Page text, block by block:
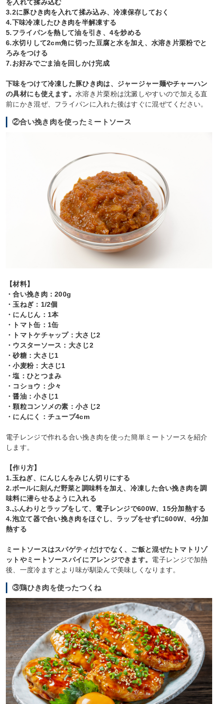
を入れて揉み込む
3.2に豚ひき肉を入れて揉み込み、冷凍保存しておく
4.下味冷凍したひき肉を半解凍する
5.フライパンを熱して油を引き、4を炒める
6.水切りして2cm角に切った豆腐と水を加え、水溶き片栗粉でと
ろみをつける
7.お好みでごま油を回しかけ完成
下味をつけて冷凍した豚ひき肉は、ジャージャー麺やチャーハン
の具材にも使えます。 水溶き片栗粉は沈澱しやすいので加える直
前にかき混ぜ、フライパンに入れた後はすぐに混ぜてください。
②合い挽き肉を使ったミートソース
【材料】
・合い挽き肉：200g
・玉ねぎ：1/2個
・にんじん：1本
・トマト缶：1缶
・トマトケチャップ：大さじ2
・ウスターソース：大さじ2
・砂糖：大さじ1
・小麦粉：大さじ1
・塩：ひとつまみ
・コショウ：少々
・醤油：小さじ1
・顆粒コンソメの素：小さじ2
・にんにく：チューブ4cm
電子レンジで作れる合い挽き肉を使った簡単ミートソースを紹介
します。
【作り方】
1.玉ねぎ、にんじんをみじん切りにする
2.ボールに刻んだ野菜と調味料を加え、冷凍した合い挽き肉を調
味料に潜らせるように入れる
3.ふんわりとラップをして、電子レンジで600W、15分加熱する
4.泡立て器で合い挽き肉をほぐし、ラップをせずに600W、4分加
熱する
ミートソースはスパゲティだけでなく、ご飯と混ぜたトマトリゾ
ットやミートソースパイにアレンジできます。 電子レンジで加熱
後、一度冷ますとより味が馴染んで美味しくなります。
③鶏ひき肉を使ったつくね